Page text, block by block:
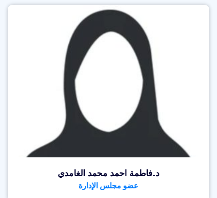
د.فاطمة احمد محمد الغامدي
عضو مجلس الإدارة